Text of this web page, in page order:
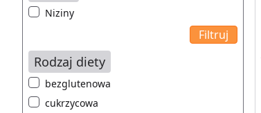
Niziny
Rodzaj diety
bezglutenowa
cukrzycowa